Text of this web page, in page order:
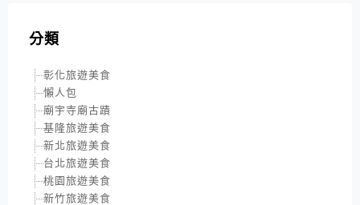
分類
彰化旅遊美食
懶人包
廟宇寺廟古蹟
基隆旅遊美食
新北旅遊美食
台北旅遊美食
桃園旅遊美食
新竹旅遊美食